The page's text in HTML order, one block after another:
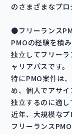
のさまざまなプロ
●フリーランス
PMOの経験を積
独立してフリー
ャリアパスです。
特にPMO案件は
め、個人でアサ
独立するのに適し
近年、大規模なプ
フリーランス